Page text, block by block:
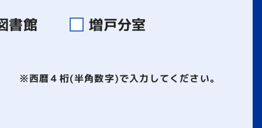
書館 増戸分室
※西暦４桁(半角数字)で入力してください。